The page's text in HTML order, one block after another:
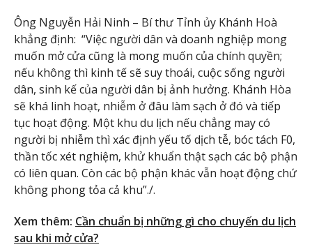
Ông Nguyễn Hải Ninh – Bí thư Tỉnh ủy Khánh Hoà
khẳng định: “Việc người dân và doanh nghiệp mong
muốn mở cửa cũng là mong muốn của chính quyền;
nếu không thì kinh tế sẽ suy thoái, cuộc sống người
dân, sinh kế của người dân bị ảnh hưởng. Khánh Hòa
sẽ khá linh hoạt, nhiễm ở đâu làm sạch ở đó và tiếp
tục hoạt động. Một khu du lịch nếu chẳng may có
người bị nhiễm thì xác định yếu tố dịch tễ, bóc tách F0,
thần tốc xét nghiệm, khử khuẩn thật sạch các bộ phận
có liên quan. Còn các bộ phận khác vẫn hoạt động chứ
không phong tỏa cả khu”./.
Xem thêm: Cần chuẩn bị những gì cho chuyến du lịch
sau khi mở cửa?